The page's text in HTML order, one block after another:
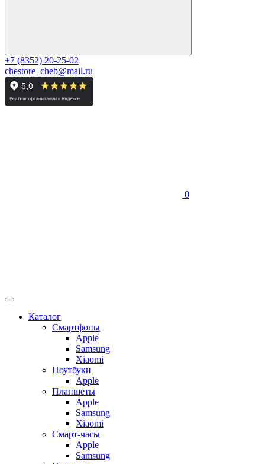
+7 (8352) 20-25-02
chestore_cheb@mail.ru
0
Каталог
Смартфоны
Apple
Samsung
Xiaomi
Ноутбуки
Apple
Планшеты
Apple
Samsung
Xiaomi
Смарт-часы
Apple
Samsung